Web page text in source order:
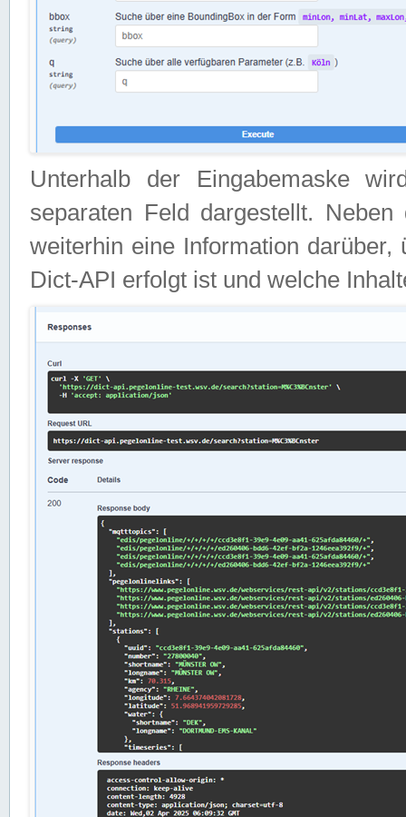
Unterhalb der Eingabemaske
separaten Feld dargestellt.
weiterhin eine Information
Dict-API erfolgt ist und welche